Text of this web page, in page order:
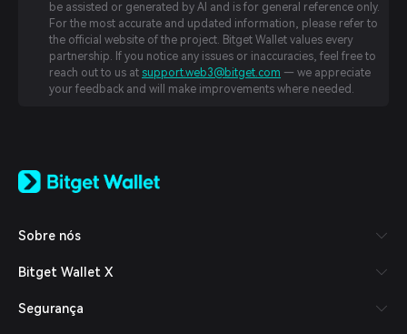
be assisted or generated by AI and is for general reference only.
For the most accurate and updated information, please refer to
the official website of the project. Bitget Wallet values every
partnership. If you notice any issues or inaccuracies, feel free to
reach out to us at support.web3@bitget.com — we appreciate
your feedback and will make improvements where needed.
日本語
Español (Latinoamérica)
Italiano
Deutsch
Sobre nós
Bitget Wallet X
Segurança